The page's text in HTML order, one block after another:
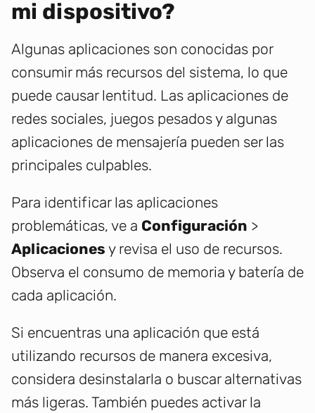
mi dispositivo?
Algunas aplicaciones son conocidas por
consumir más recursos del sistema, lo que
puede causar lentitud. Las aplicaciones de
redes sociales, juegos pesados y algunas
aplicaciones de mensajería pueden ser las
principales culpables.
Para identificar las aplicaciones
problemáticas, ve a Configuración >
Aplicaciones y revisa el uso de recursos.
Observa el consumo de memoria y batería de
cada aplicación.
Si encuentras una aplicación que está
utilizando recursos de manera excesiva,
considera desinstalarla o buscar alternativas
más ligeras. También puedes activar la